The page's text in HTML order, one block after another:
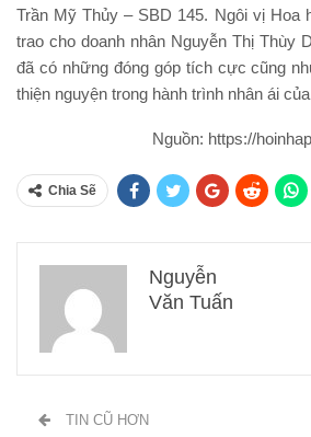
Trần Mỹ Thủy – SBD 145. Ngôi vị Hoa
trao cho doanh nhân Nguyễn Thị Thùy
đã có những đóng góp tích cực cũng
thiện nguyện trong hành trình nhân ái
Nguồn: https://
Chia Sẽ
Nguyễn
Văn Tuấn
TIN CŨ HƠN